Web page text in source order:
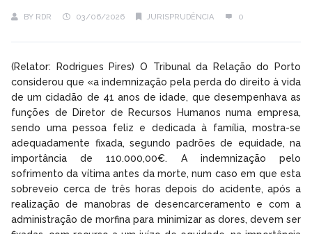
BY RDR 03/06/2026 JURISPRUDÊNCIA 0
(Relator: Rodrigues Pires) O Tribunal da Relação do Porto
considerou que «a indemnização pela perda do direito à vida
de um cidadão de 41 anos de idade, que desempenhava as
funções de Diretor de Recursos Humanos numa empresa,
sendo uma pessoa feliz e dedicada à família, mostra-se
adequadamente fixada, segundo padrões de equidade, na
importância de 110.000,00€. A indemnização pelo
sofrimento da vítima antes da morte, num caso em que esta
sobreveio cerca de três horas depois do acidente, após a
realização de manobras de desencarceramento e com a
administração de morfina para minimizar as dores, devem ser